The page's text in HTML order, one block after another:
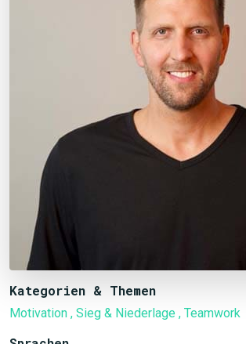
Kategorien & Themen
Motivation , Sieg & Niederlage , Teamwork